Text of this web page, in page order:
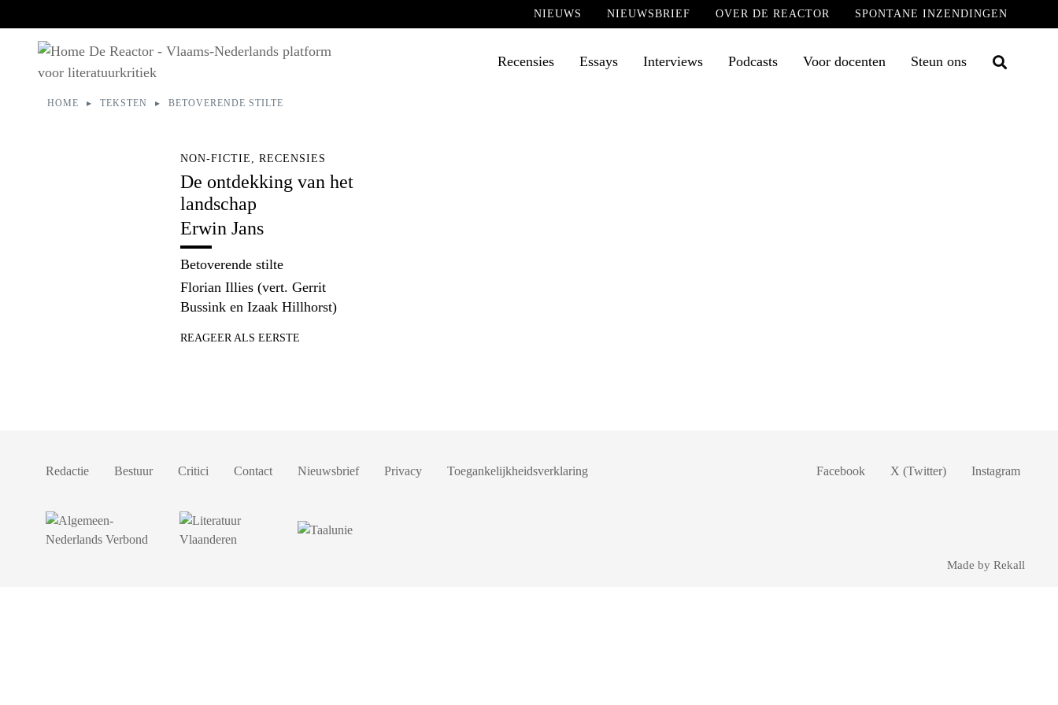
NIEUWS NIEUWSBRIEF OVER DE REACTOR SPONTANE INZENDINGEN
Recensies Essays Interviews Podcasts Voor docenten
Steun ons
U bent hier:
HOME TEKSTEN BETOVERENDE STILTE
De ontdekking van het
landschap
Erwin Jans
NON-FICTIE, RECENSIES
Betoverende stilte
Florian Illies (vert. Gerrit
Bussink en Izaak Hillhorst)
REAGEER ALS EERSTE
Redactie Bestuur Critici Contact Nieuwsbrief Privacy Toegankelijkheidsverklaring Facebook X (Twitter) Instagram
Made by Rekall